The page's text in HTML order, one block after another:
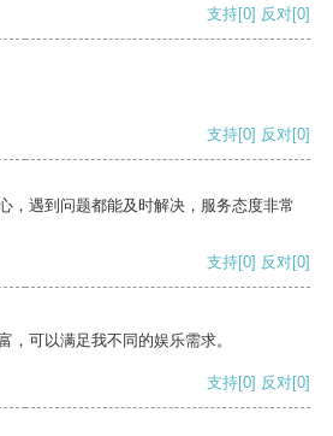
支持[0] 反对[0]
支持[0] 反对[0]
，遇到问题都能及时解决，服务态度非常
支持[0] 反对[0]
，可以满足我不同的娱乐需求。
支持[0] 反对[0]